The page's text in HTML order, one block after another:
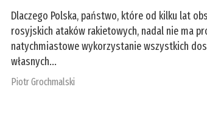
Dlaczego Polska, państwo, które od kilku lat
rosyjskich ataków rakietowych, nadal nie ma
natychmiastowe wykorzystanie wszystkich
własnych...
Piotr Grochmalski